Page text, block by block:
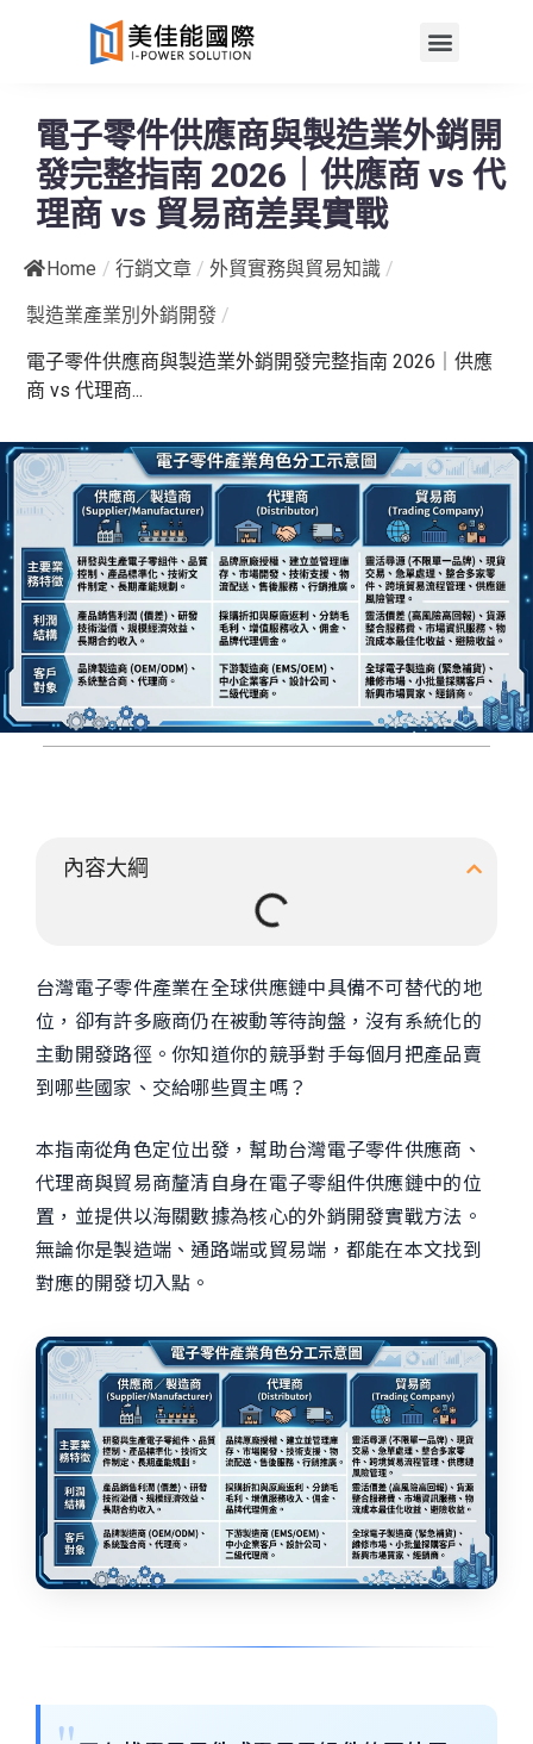
電子零件供應商與製造業外銷開
發完整指南 2026｜供應商 vs 代
理商 vs 貿易商差異實戰
Home / 行銷文章 / 外貿實務與貿易知識 /
製造業產業別外銷開發 /
電子零件供應商與製造業外銷開發完整指南 2026｜供應
商 vs 代理商...
內容大綱
台灣電子零件產業在全球供應鏈中具備不可替代的地
位，卻有許多廠商仍在被動等待詢盤，沒有系統化的
主動開發路徑。你知道你的競爭對手每個月把產品賣
到哪些國家、交給哪些買主嗎？
本指南從角色定位出發，幫助台灣電子零件供應商、
代理商與貿易商釐清自身在電子零組件供應鏈中的位
置，並提供以海關數據為核心的外銷開發實戰方法。
無論你是製造端、通路端或貿易端，都能在本文找到
對應的開發切入點。